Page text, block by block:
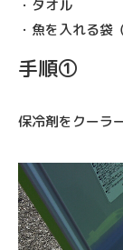
・タオル
・魚を入れる袋
手順①
保冷剤をクーラ